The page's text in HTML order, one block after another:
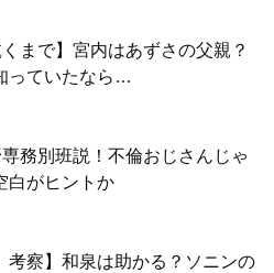
くまで】宮内はあずさの父親？
っていたなら…
務別班説！不倫おじさんじゃ
白がヒントか
考察】和泉は助かる？ソニンの